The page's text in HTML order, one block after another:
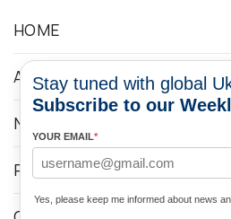
HOME
ABOUT
NEWS
PROGRAMS
Stay tuned with global
Subscribe to our
YOUR EMAIL*
Yes, please keep me informed about news